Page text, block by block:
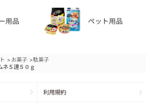
> お菓子 >駄菓子
ネ５連５０ｇ
利用規約